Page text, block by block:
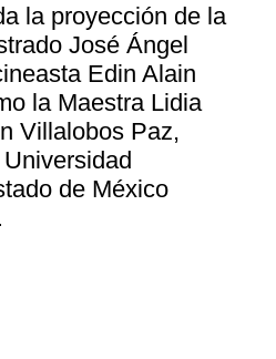
la proyección de la
José Ángel
Edin Alain
la Maestra Lidia
Villalobos Paz,
de México